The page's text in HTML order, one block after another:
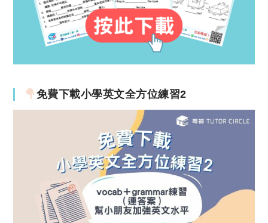
免費下載小學英文全方位練習2